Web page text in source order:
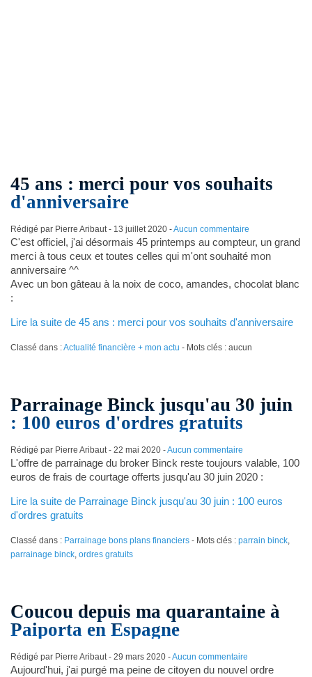
45 ans : merci pour vos souhaits
d'anniversaire
Rédigé par Pierre Aribaut - 13 juillet 2020-Aucun commentaire
C'est officiel, j'ai désormais 45 printemps au compteur, un grand
merci à tous ceux et toutes celles qui m'ont souhaité mon
anniversaire ^^
Avec un bon gâteau à la noix de coco, amandes, chocolat blanc
:
Lire la suite de 45 ans : merci pour vos souhaits d'anniversaire
Classé dans :Actualité financière + mon actu - Mots clés : aucun
Parrainage Binck jusqu'au 30 juin
: 100 euros d'ordres gratuits
Rédigé par Pierre Aribaut - 22 mai 2020-Aucun commentaire
L'offre de parrainage du broker Binck reste toujours valable, 100
euros de frais de courtage offerts jusqu'au 30 juin 2020 :
Lire la suite de Parrainage Binck jusqu'au 30 juin : 100 euros
d'ordres gratuits
Classé dans : Parrainage bons plans financiers- Mots clés : parrain binck,
parrainage binck, ordres gratuits
Coucou depuis ma quarantaine à
Paiporta en Espagne
Rédigé par Pierre Aribaut - 29 mars 2020-Aucun commentaire
Aujourd'hui, j'ai purgé ma peine de citoyen du nouvel ordre